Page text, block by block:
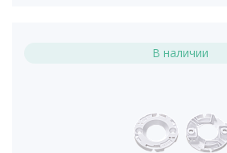
В наличии